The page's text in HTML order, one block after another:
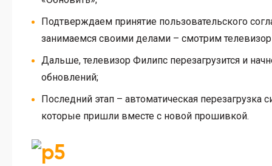
Подтверждаем принятие пользовательского
занимаемся своими делами – смотрим
Дальше, телевизор Филипс перезагрузится и
обновлений;
Последний этап – автоматическая
которые пришли вместе с новой прошивкой.